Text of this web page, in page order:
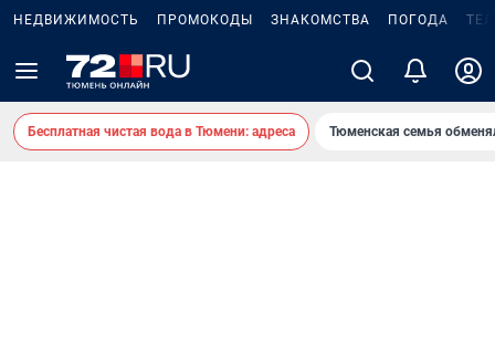
НЕДВИЖИМОСТЬ ПРОМОКОДЫ ЗНАКОМСТВА ПОГОДА
Бесплатная чистая вода в Тюмени: адреса Тюменская семья